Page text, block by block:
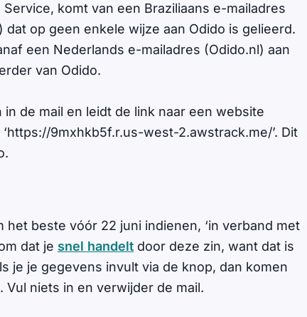
komt van een Braziliaans e-mailadres
dat op geen enkele wijze aan Odido is gelieerd.
een Nederlands e-mailadres (Odido.nl) aan
van Odido.
de mail en leidt de link naar een website
9mxhkb5f.r.us-west-2.awstrack.me/’. Dit
beste vóór 22 juni indienen, ‘in verband met
dat je snel handelt door deze zin, want dat is
je je gegevens invult via de knop, dan komen
niets in en verwijder de mail.